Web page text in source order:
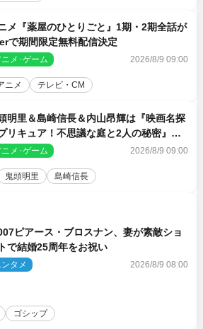
メ『薬屋のひとりごと』1期・2期全話が
で期間限定無料配信決定
ニメ･ゲーム 2026/8/9 09:00
ニメ テレビ・CM
明里＆島崎信長＆内山昂輝は『映画名探
リキュア！不思議な庭と2人の秘密』ゲ
声優に決定
ニメ･ゲーム 2026/8/9 09:00
鬼頭明里 島崎信長
ピアース・ブロスナン、妻が素敵ショ
で結婚25周年をお祝い
ンタメ 2026/8/9 08:00
ゴシップ